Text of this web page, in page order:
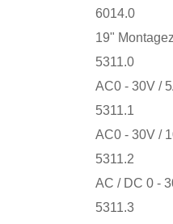
6014.0
19"
5311.0
AC0 - 30V /
5311.1
AC0 - 30V /
5311.2
AC / DC 0 -
5311.3